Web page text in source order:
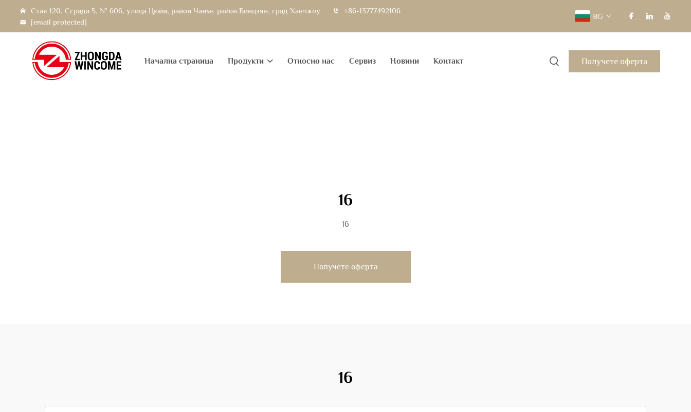
Стая 120, Сграда 5, № 606, улица Цюйи, район Чанхе, район Бинцзян, град Ханчжоу
+86-13777492106
[email protected]
BG
Начална страница Продукти Относно нас Сервиз Новини Контакт Получете оферта
16
16
Получете оферта
16